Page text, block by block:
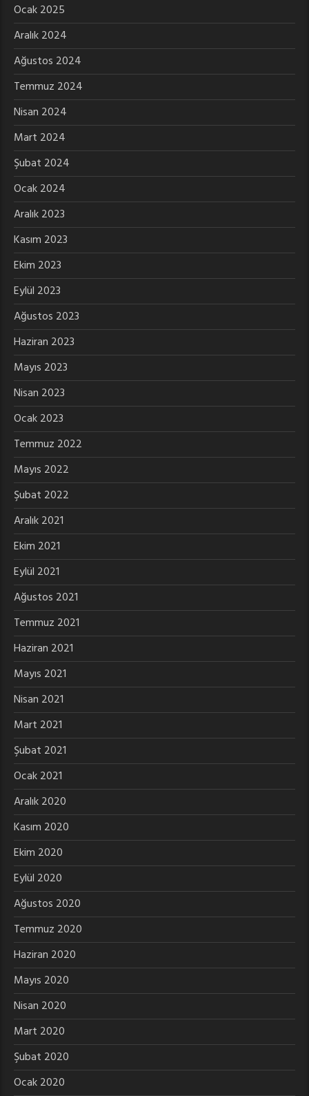
Ocak 2025
Aralık 2024
Ağustos 2024
Temmuz 2024
Nisan 2024
Mart 2024
Şubat 2024
Ocak 2024
Aralık 2023
Kasım 2023
Ekim 2023
Eylül 2023
Ağustos 2023
Haziran 2023
Mayıs 2023
Nisan 2023
Ocak 2023
Temmuz 2022
Mayıs 2022
Şubat 2022
Aralık 2021
Ekim 2021
Eylül 2021
Ağustos 2021
Temmuz 2021
Haziran 2021
Mayıs 2021
Nisan 2021
Mart 2021
Şubat 2021
Ocak 2021
Aralık 2020
Kasım 2020
Ekim 2020
Eylül 2020
Ağustos 2020
Temmuz 2020
Haziran 2020
Mayıs 2020
Nisan 2020
Mart 2020
Şubat 2020
Ocak 2020